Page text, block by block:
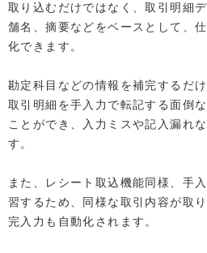
取り込むだけではなく、取引明細
舗名、摘要などをベースとして、
化できます。
勘定科目などの情報を補完するだ
取引明細を手入力で転記する面倒
ことができ、入力ミスや記入漏れ
す。
また、レシート取込機能同様、手
習するため、同様な取引内容が取
完入力も自動化されます。